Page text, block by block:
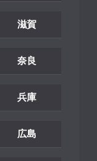
滋賀
奈良
兵庫
広島